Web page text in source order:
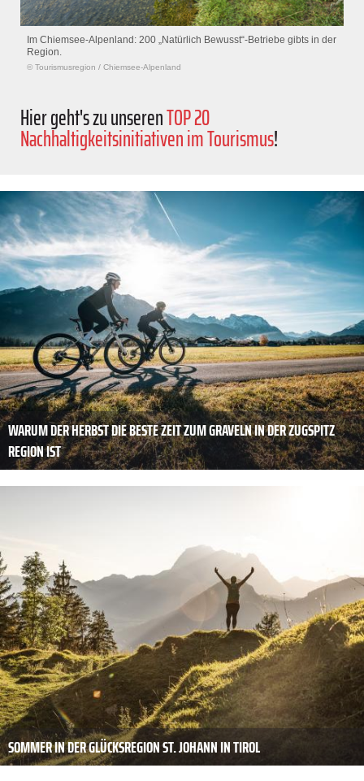
Im Chiemsee-Alpenland: 200 „Natürlich Bewusst“-Betriebe gibts in der
Region.
© Tourismusregion / Chiemsee-Alpenland
Hier geht's zu unserenTOP 20
Nachhaltigkeitsinitiativen im Tourismus!
WARUM DER HERBST DIE BESTE ZEIT ZUM GRAVELN IN DER ZUGSPITZ
REGION IST
SOMMER IN DER GLÜCKSREGION ST. JOHANN IN TIROL